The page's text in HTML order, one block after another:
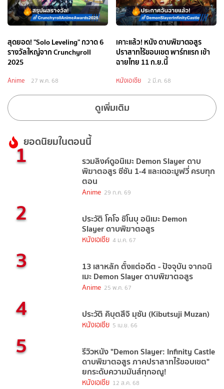
สุดยอด! "Solo Leveling" กวาด 6
รางวัลใหญ่จาก Crunchyroll
2025
Anime 27 พ.ค. 68
เคาะแล้ว! หนัง ดาบพิฆาตอสูร
ปราสาทไร้ขอบเขต พาร์ทแรก เข้า
ฉายไทย 11 ก.ย.นี้
หนังเอเชีย 2 มี.ค. 68
ดูเพิ่มเติม
ยอดนิยมในตอนนี้
1 รวมลิงค์ดูอนิเมะ Demon Slayer ดาบ
พิฆาตอสูร ซีซัน 1-4 และเดอะมูฟวี่ ครบทุก
ตอน
Anime 29 ก.ค. 69
2 ประวัติ โคโจ ชิโนบุ อนิเมะ Demon
Slayer ดาบพิฆาตอสูร
หนังเอเชีย 4 ม.ค. 67
3 13 เสาหลัก ตั้งแต่อดีต - ปัจจุบัน จากอนิ
เมะ Demon Slayer ดาบพิฆาตอสูร
Anime 25 พ.ค. 67
4 ประวัติ คิบุตสึจิ มุซัน (Kibutsuji Muzan)
หนังเอเชีย 5 เม.ย. 66
5 รีวิวหนัง "Demon Slayer: Infinity Castle
ดาบพิฆาตอสูร ภาคปราสาทไร้ขอบเขต"
ยกระดับความมันส์ทุกอณู!
หนังเอเชีย 12 ส.ค. 68